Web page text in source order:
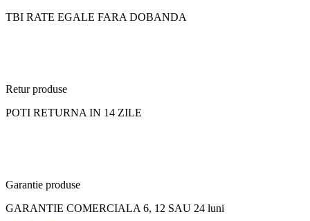
TBI RATE EGALE FARA DOBANDA
Retur produse
POTI RETURNA IN 14 ZILE
Garantie produse
GARANTIE COMERCIALA 6, 12 SAU 24 luni